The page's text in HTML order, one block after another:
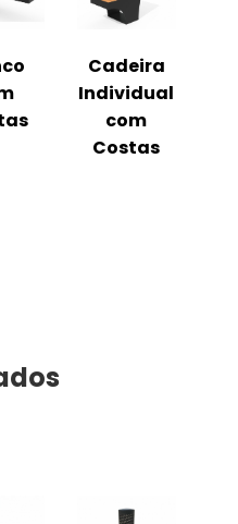
Cadeira
Individual
com
Costas